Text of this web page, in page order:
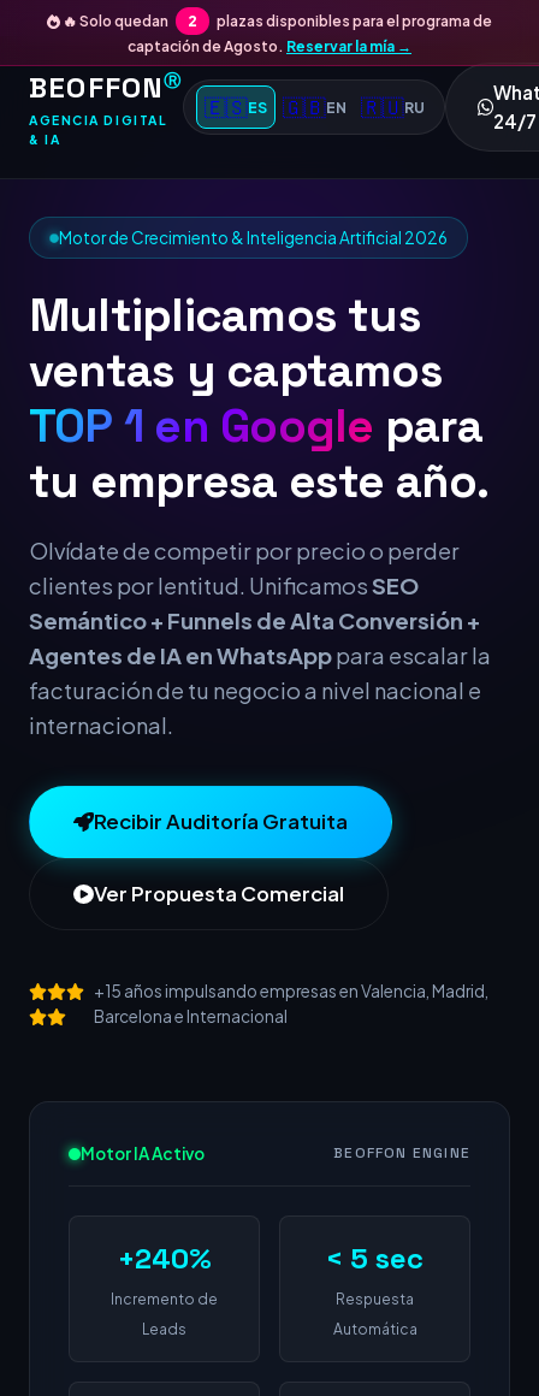
🔥 Solo quedan 2
plazas disponibles para el programa de
captación de Agosto. Reservar la mía →
BEOFFONⓇ
AGENCIA DIGITAL
& IA
🇪🇸ES 🇬🇧EN 🇷🇺RU
24/7
Motor de Crecimiento & Inteligencia Artificial 2026
Multiplicamos tus
ventas y captamos
TOP 1 epara tu
empresa este año.
Olvídate de competir por precio o perder
clientes por lentitud. UnificamosSEO
Semántico + Funnels de Alta Conversión +
Agentes de IA en WhatsApppara escalar la
facturación de tu negocio a nivel nacional e
internacional.
Recibir Auditoría Gratuita
Ver Propuesta Comercial
+15 años impulsando empresas en Valencia, Madrid,
Barcelona e Internacional
Motor IA Activo BEOFFON ENGINE
+240%
Incremento de
Leads
< 5 sec
Respuesta
Automática